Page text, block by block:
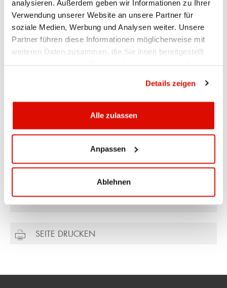
analysieren. Außerdem geben wir Informationen zu Ihrer
Verwendung unserer Website an unsere Partner für
soziale Medien, Werbung und Analysen weiter. Unsere
Partner führen diese Informationen möglicherweise mit
weiteren Daten zusammen, die Sie ihnen bereitgestellt
Details zeigen
Alle zulassen
Anpassen
Ablehnen
ihren grossen Einsatz und wünscht ihr viele schöne
Momente im neuen Lebensabschnitt.
Ueli Manser
Hauptsitz Appenzell
SEITE DRUCKEN